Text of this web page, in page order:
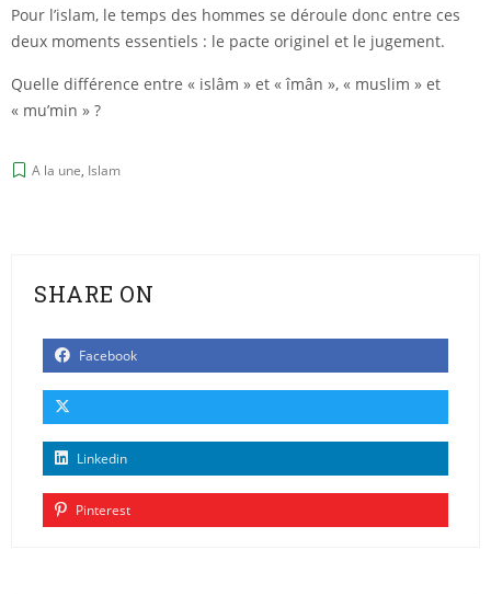
Pour l’islam, le temps des hommes se déroule donc entre ces
deux moments essentiels : le pacte originel et le jugement.
Quelle différence entre « islâm » et « îmân », « muslim » et
« mu’min » ?
A la une, Islam
SHARE ON
Facebook
Linkedin
Pinterest